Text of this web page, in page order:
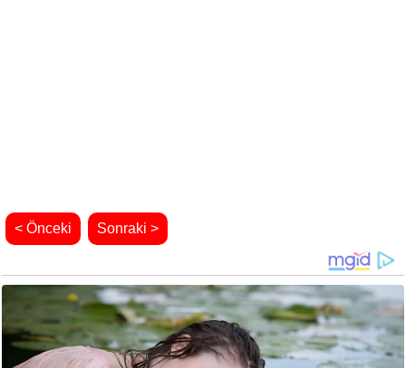
< Önceki Sonraki >